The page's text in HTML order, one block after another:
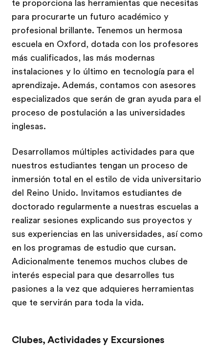
te proporciona las herramientas que necesitas
para procurarte un futuro académico y
profesional brillante. Tenemos un hermosa
escuela en Oxford, dotada con los profesores
más cualificados, las más modernas
instalaciones y lo último en tecnología para el
aprendizaje. Además, contamos con asesores
especializados que serán de gran ayuda para el
proceso de postulación a las universidades
inglesas.
Desarrollamos múltiples actividades para que
nuestros estudiantes tengan un proceso de
inmersión total en el estilo de vida universitario
del Reino Unido. Invitamos estudiantes de
doctorado regularmente a nuestras escuelas a
realizar sesiones explicando sus proyectos y
sus experiencias en las universidades, así como
en los programas de estudio que cursan.
Adicionalmente tenemos muchos clubes de
interés especial para que desarrolles tus
pasiones a la vez que adquieres herramientas
que te servirán para toda la vida.
Clubes, Actividades y Excursiones